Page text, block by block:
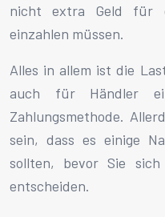
nicht extra Geld für
einzahlen müssen.
Alles in allem ist die
auch für Händler
Zahlungsmethode.
sein, dass es einige
sollten, bevor Sie
entscheiden.